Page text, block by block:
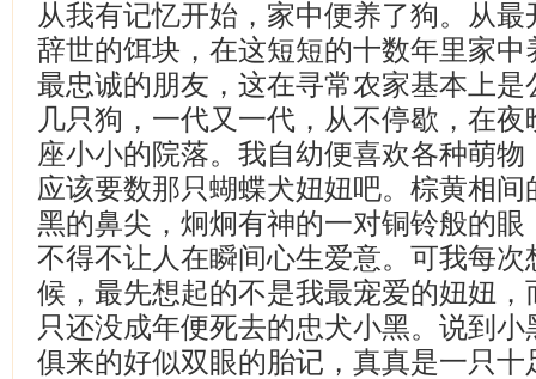
从我有记忆开始，家中便养了狗。从
辞世的饵块，在这短短的十数年里家
最忠诚的朋友，这在寻常农家基本上
几只狗，一代又一代，从不停歇，在
座小小的院落。我自幼便喜欢各种萌
应该要数那只蝴蝶犬妞妞吧。棕黄相
黑的鼻尖，炯炯有神的一对铜铃般的
不得不让人在瞬间心生爱意。可我每
候，最先想起的不是我最宠爱的妞妞
只还没成年便死去的忠犬小黑。说到
俱来的好似双眼的胎记，真真是一只